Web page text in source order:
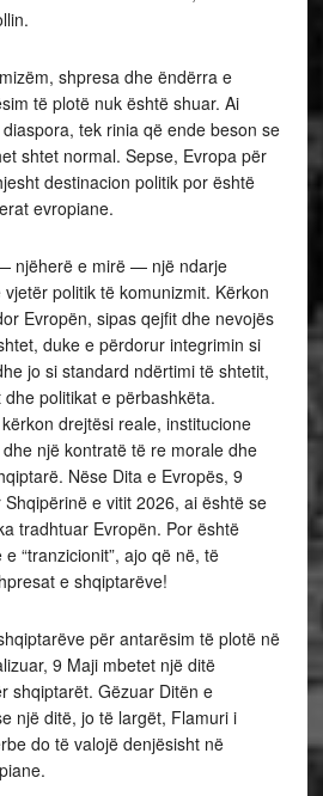
shpresa dhe ëndërra e
të plotë nuk është shuar. Ai
tek rinia që ende beson se
shtet normal. Sepse, Evropa për
destinacion politik por është
evropiane.
njëherë e mirë — një ndarje
politik të komunizmit. Kërkon
Evropën, sipas qejfit dhe nevojës
duke e përdorur integrimin si
jo si standard ndërtimi të shtetit,
politikat e përbashkëta.
drejtësi reale, institucione
një kontratë të re morale dhe
Nëse Dita e Evropës, 9
e vitit 2026, ai është se
tradhtuar Evropën. Por është
“tranzicionit”, ajo që në, të
e shqiptarëve!
për antarësim të plotë në
9 Maji mbetet një ditë
shqiptarët. Gëzuar Ditën e
një ditë, jo të largët, Flamuri i
do të valojë denjësisht në